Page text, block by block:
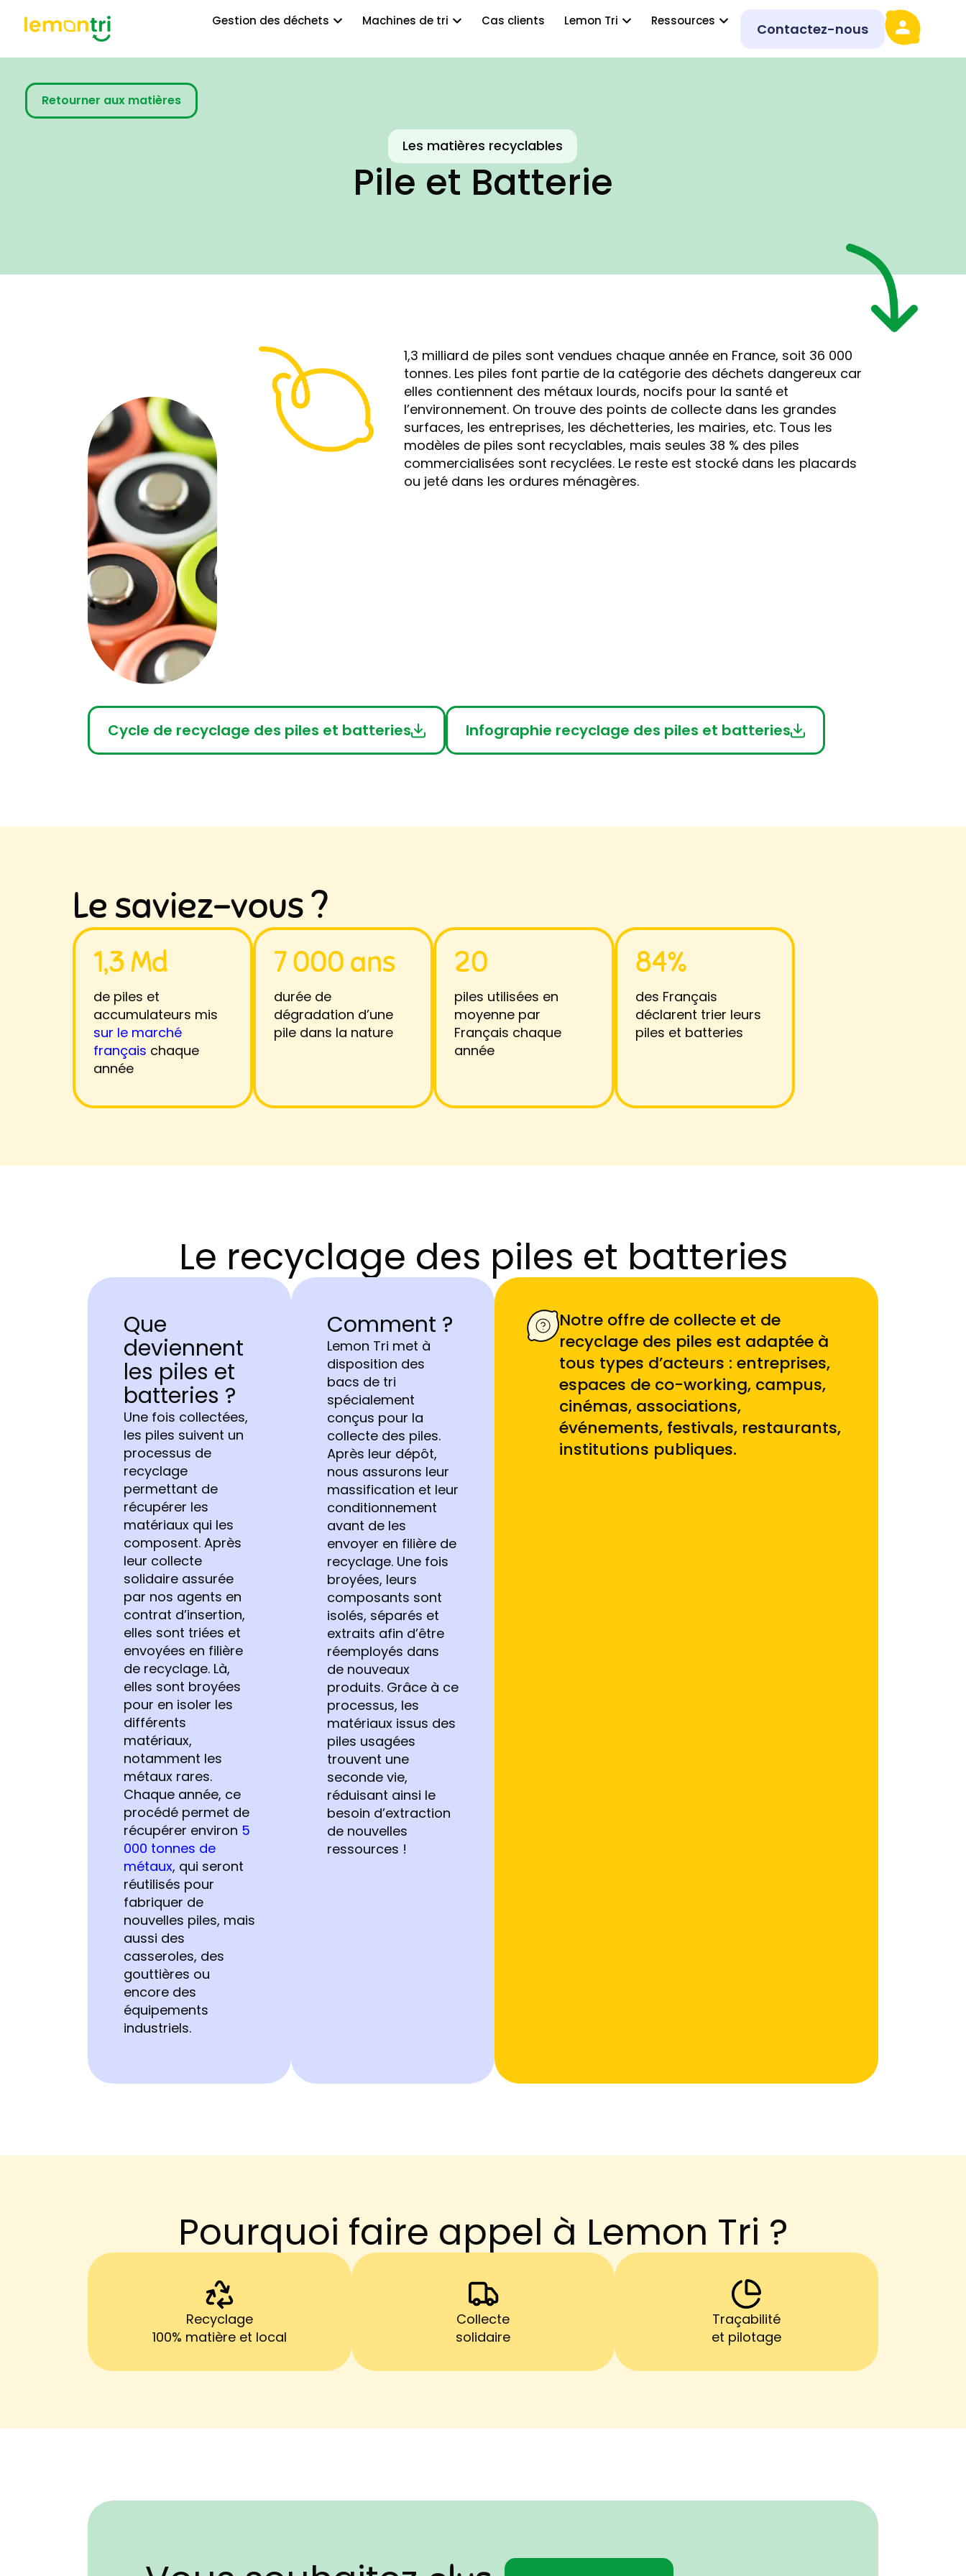
Gestion des déchets Machines de tri Cas clients Lemon Tri Ressources Contactez-nous
Les matières recyclables
Pile et Batterie
Retourner aux matières
1,3 milliard de piles sont vendues chaque année en France, soit 36 000
tonnes. Les piles font partie de la catégorie des déchets dangereux car
elles contiennent des métaux lourds, nocifs pour la santé et
l’environnement. On trouve des points de collecte dans les grandes
surfaces, les entreprises, les déchetteries, les mairies, etc. Tous les
modèles de piles sont recyclables, mais seules 38 % des piles
commercialisées sont recyclées. Le reste est stocké dans les placards
ou jeté dans les ordures ménagères.
Cycle de recyclage des piles et batteries Infographie recyclage des piles et batteries
Le saviez-vous ?
1,3 Md
de piles et
accumulateurs mis
sur le marché
français chaque
année
7 000 ans
durée de
dégradation d’une
pile dans la nature
20
piles utilisées en
moyenne par
Français chaque
année
84%
des Français
déclarent trier leurs
piles et batteries
Le recyclage des piles et batteries
Que
deviennent
les piles et
batteries ?
Une fois collectées,
les piles suivent un
processus de
recyclage
permettant de
récupérer les
matériaux qui les
composent. Après
leur collecte
solidaire assurée
par nos agents en
contrat d’insertion,
elles sont triées et
envoyées en filière
de recyclage. Là,
elles sont broyées
pour en isoler les
différents
matériaux,
notamment les
métaux rares.
Chaque année, ce
procédé permet de
récupérer environ 5
000 tonnes de
métaux, qui seront
réutilisés pour
fabriquer de
nouvelles piles, mais
aussi des
casseroles, des
gouttières ou
encore des
équipements
industriels.
Comment ?
Lemon Tri met à
disposition des
bacs de tri
spécialement
conçus pour la
collecte des piles.
Après leur dépôt,
nous assurons leur
massification et leur
conditionnement
avant de les
envoyer en filière de
recyclage. Une fois
broyées, leurs
composants sont
isolés, séparés et
extraits afin d’être
réemployés dans
de nouveaux
produits. Grâce à ce
processus, les
matériaux issus des
piles usagées
trouvent une
seconde vie,
réduisant ainsi le
besoin d’extraction
de nouvelles
ressources !
Notre offre de collecte et de
recyclage des piles est adaptée à
tous types d’acteurs : entreprises,
espaces de co-working, campus,
cinémas, associations,
événements, festivals, restaurants,
institutions publiques.
Pourquoi faire appel à Lemon Tri ?
Recyclage
100% matière et local
Collecte
solidaire
Traçabilité
et pilotage